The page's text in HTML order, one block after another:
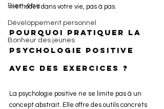
Bien-être
Développement personnel
Bonheur des jeunes
méthodes dans votre vie, pas à pas.
Pourquoi pratiquer la
psychologie positive
avec des exercices ?
La psychologie positive ne se limite pas à un
concept abstrait. Elle offre des outils concrets